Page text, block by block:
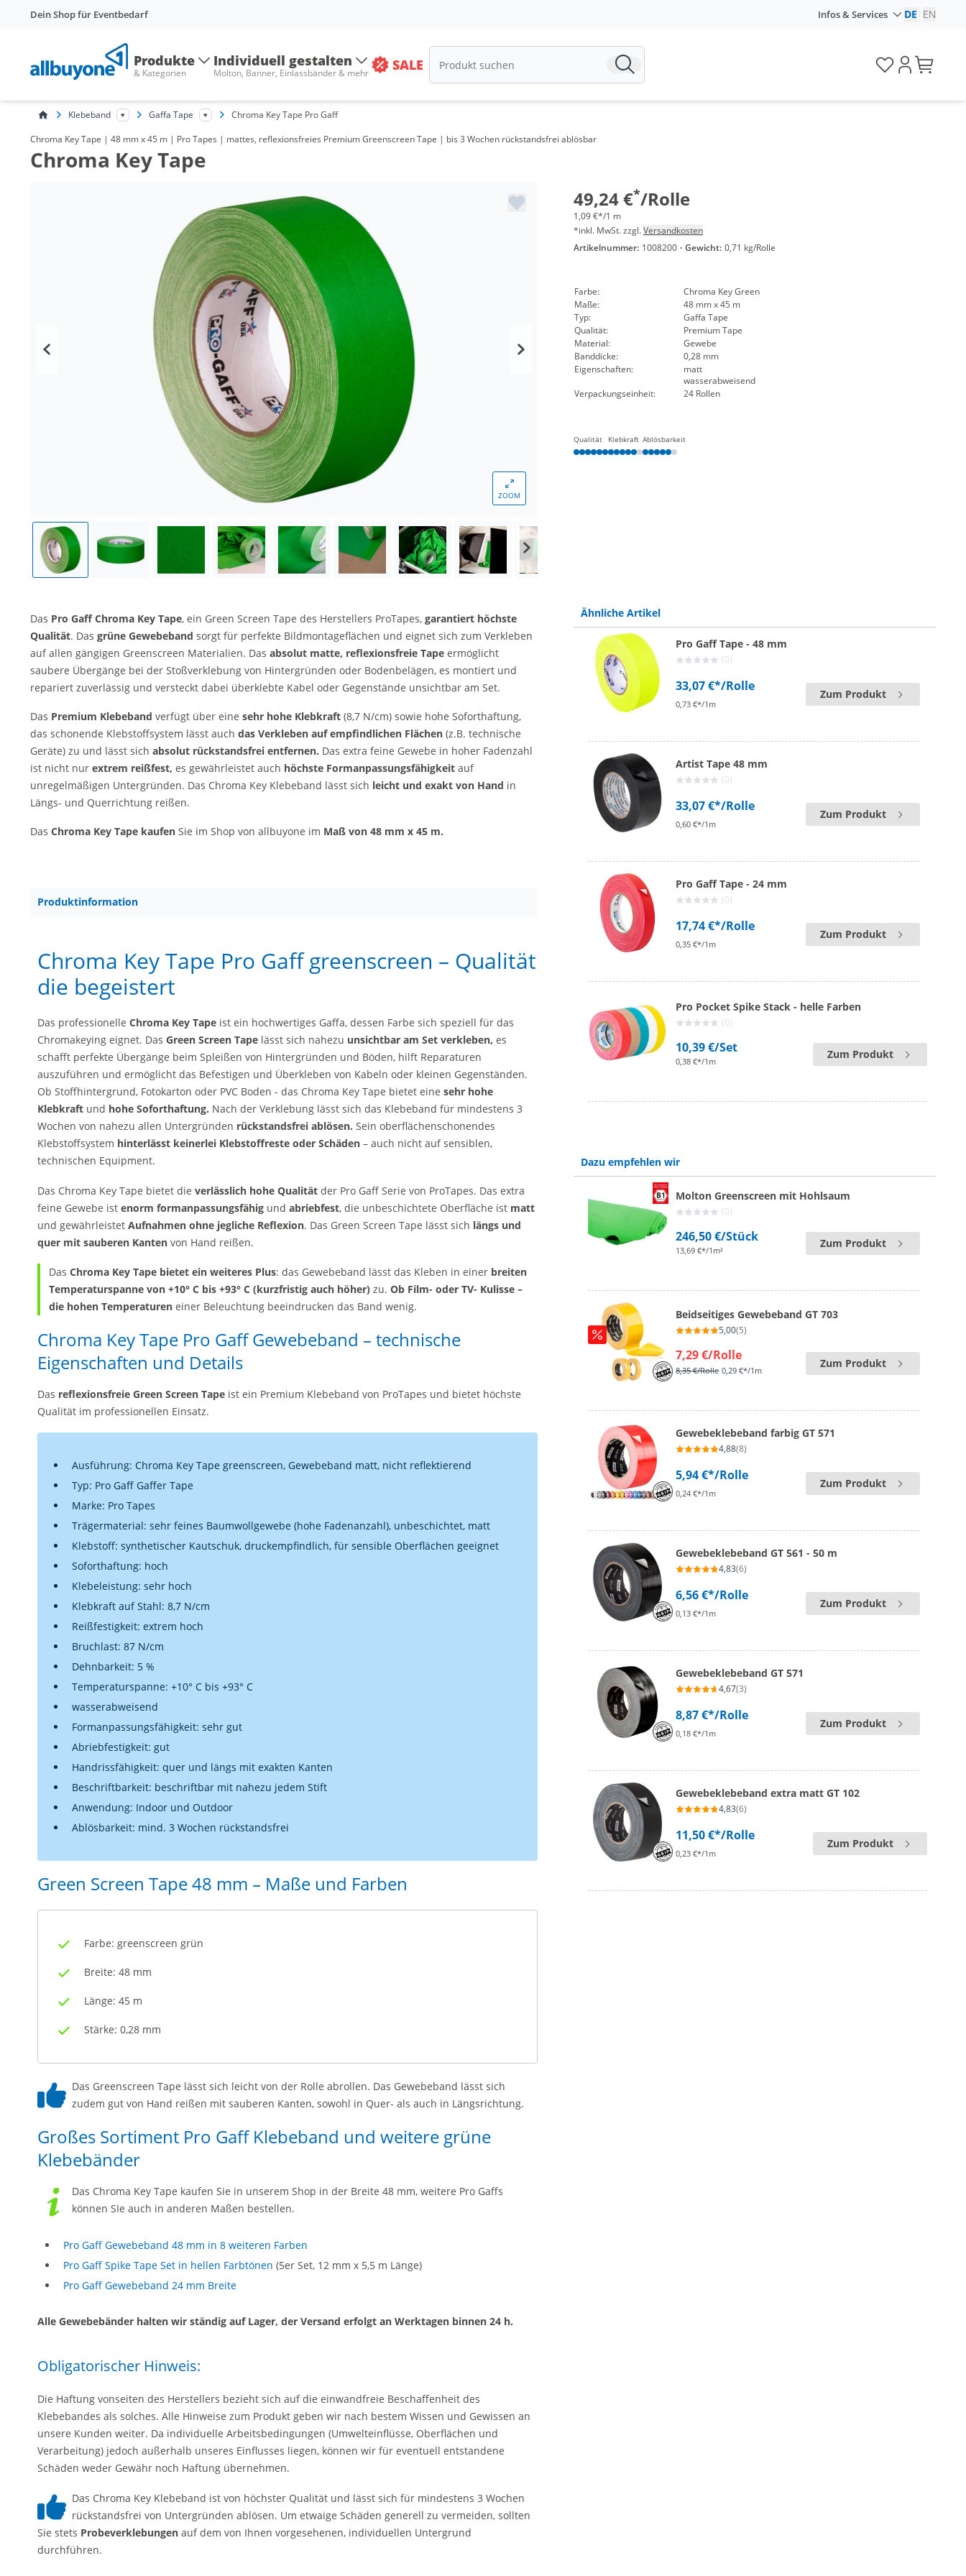
Dein Shop für Eventbedarf Infos & Services DE EN
Produkte
& Kategorien
Individuell gestalten
Molton, Banner, Einlassbänder & mehr SALE
Klebeband Gaffa Tape Chroma Key Tape Pro Gaff
Chroma Key Tape | 48 mm x 45 m | Pro Tapes | mattes, reflexionsfreies Premium Greenscreen Tape | bis 3 Wochen rückstandsfrei ablösbar
Chroma Key Tape
ZOOM
49,24 €*/Rolle
1,09 €*/1 m
*inkl. MwSt. zzgl.Versandkosten
Artikelnummer: 1008200 · Gewicht: 0,71 kg/Rolle
Farbe:
Chroma Key Green
Maße:
48 mm x 45 m
Typ:
Gaffa Tape
Qualität:
Premium Tape
Material:
Gewebe
Banddicke:
0,28 mm
Eigenschaften:
matt
wasserabweisend
Verpackungseinheit:
24 Rollen
Qualität Klebkraft Ablösbarkeit
Das Pro Gaff Chroma Key Tape, ein Green Screen Tape des Herstellers ProTapes, garantiert höchste
Qualität. Das grüne Gewebeband sorgt für perfekte Bildmontageflächen und eignet sich zum Verkleben
auf allen gängigen Greenscreen Materialien. Das absolut matte, reflexionsfreie Tape ermöglicht
saubere Übergänge bei der Stoßverklebung von Hintergründen oder Bodenbelägen, es montiert und
repariert zuverlässig und versteckt dabei überklebte Kabel oder Gegenstände unsichtbar am Set.
Das Premium Klebeband verfügt über eine sehr hohe Klebkraft (8,7 N/cm) sowie hohe Soforthaftung,
das schonende Klebstoffsystem lässt auch das Verkleben auf empfindlichen Flächen (z.B. technische
Geräte) zu und lässt sich absolut rückstandsfrei entfernen. Das extra feine Gewebe in hoher Fadenzahl
ist nicht nur extrem reißfest, es gewährleistet auch höchste Formanpassungsfähigkeit auf
unregelmäßigen Untergründen. Das Chroma Key Klebeband lässt sich leicht und exakt von Hand in
Längs- und Querrichtung reißen.
Das Chroma Key Tape kaufen Sie im Shop von allbuyone im Maß von 48 mm x 45 m.
Produktinformation
Chroma Key Tape Pro Gaff greenscreen – Qualität
die begeistert
Das professionelle Chroma Key Tape ist ein hochwertiges Gaffa, dessen Farbe sich speziell für das
Chromakeying eignet. Das Green Screen Tape lässt sich nahezu unsichtbar am Set verkleben, es
schafft perfekte Übergänge beim Spleißen von Hintergründen und Böden, hilft Reparaturen
auszuführen und ermöglicht das Befestigen und Überkleben von Kabeln oder kleinen Gegenständen.
Ob Stoffhintergrund, Fotokarton oder PVC Boden - das Chroma Key Tape bietet eine sehr hohe
Klebkraft und hohe Soforthaftung. Nach der Verklebung lässt sich das Klebeband für mindestens 3
Wochen von nahezu allen Untergründen rückstandsfrei ablösen. Sein oberflächenschonendes
Klebstoffsystem hinterlässt keinerlei Klebstoffreste oder Schäden – auch nicht auf sensiblen,
technischen Equipment.
Das Chroma Key Tape bietet die verlässlich hohe Qualität der Pro Gaff Serie von ProTapes. Das extra
feine Gewebe ist enorm formanpassungsfähig und abriebfest, die unbeschichtete Oberfläche ist matt
und gewährleistet Aufnahmen ohne jegliche Reflexion. Das Green Screen Tape lässt sich längs und
quer mit sauberen Kanten von Hand reißen.
Das Chroma Key Tape bietet ein weiteres Plus: das Gewebeband lässt das Kleben in einer breiten
Temperaturspanne von +10° C bis +93° C (kurzfristig auch höher) zu. Ob Film- oder TV- Kulisse –
die hohen Temperaturen einer Beleuchtung beeindrucken das Band wenig.
Chroma Key Tape Pro Gaff Gewebeband – technische
Eigenschaften und Details
Das reflexionsfreie Green Screen Tape ist ein Premium Klebeband von ProTapes und bietet höchste
Qualität im professionellen Einsatz.
Ausführung: Chroma Key Tape greenscreen, Gewebeband matt, nicht reflektierend
Typ: Pro Gaff Gaffer Tape
Marke: Pro Tapes
Trägermaterial: sehr feines Baumwollgewebe (hohe Fadenanzahl), unbeschichtet, matt
Klebstoff: synthetischer Kautschuk, druckempfindlich, für sensible Oberflächen geeignet
Soforthaftung: hoch
Klebeleistung: sehr hoch
Klebkraft auf Stahl: 8,7 N/cm
Reißfestigkeit: extrem hoch
Bruchlast: 87 N/cm
Dehnbarkeit: 5 %
Temperaturspanne: +10° C bis +93° C
wasserabweisend
Formanpassungsfähigkeit: sehr gut
Abriebfestigkeit: gut
Handrissfähigkeit: quer und längs mit exakten Kanten
Beschriftbarkeit: beschriftbar mit nahezu jedem Stift
Anwendung: Indoor und Outdoor
Ablösbarkeit: mind. 3 Wochen rückstandsfrei
Green Screen Tape 48 mm – Maße und Farben
Farbe: greenscreen grün
Breite: 48 mm
Länge: 45 m
Stärke: 0,28 mm
Das Greenscreen Tape lässt sich leicht von der Rolle abrollen. Das Gewebeband lässt sich
zudem gut von Hand reißen mit sauberen Kanten, sowohl in Quer- als auch in Längsrichtung.
Großes Sortiment Pro Gaff Klebeband und weitere grüne
Klebebänder
Das Chroma Key Tape kaufen Sie in unserem Shop in der Breite 48 mm, weitere Pro Gaffs
können SIe auch in anderen Maßen bestellen.
Pro Gaff Gewebeband 48 mm in 8 weiteren Farben
Pro Gaff Spike Tape Set in hellen Farbtönen (5er Set, 12 mm x 5,5 m Länge)
Pro Gaff Gewebeband 24 mm Breite
Alle Gewebebänder halten wir ständig auf Lager, der Versand erfolgt an Werktagen binnen 24 h.
Obligatorischer Hinweis:
Die Haftung vonseiten des Herstellers bezieht sich auf die einwandfreie Beschaffenheit des
Klebebandes als solches. Alle Hinweise zum Produkt geben wir nach bestem Wissen und Gewissen an
unsere Kunden weiter. Da individuelle Arbeitsbedingungen (Umwelteinflüsse, Oberflächen und
Verarbeitung) jedoch außerhalb unseres Einflusses liegen, können wir für eventuell entstandene
Schäden weder Gewähr noch Haftung übernehmen.
Das Chroma Key Klebeband ist von höchster Qualität und lässt sich für mindestens 3 Wochen
rückstandsfrei von Untergründen ablösen. Um etwaige Schäden generell zu vermeiden, sollten
Sie stets Probeverklebungen auf dem von Ihnen vorgesehenen, individuellen Untergrund
durchführen.
Ähnliche Artikel
Pro Gaff Tape - 48 mm
(0)
33,07 €*/Rolle
0,73 €*/1m
Zum Produkt
Artist Tape 48 mm
(0)
33,07 €*/Rolle
0,60 €*/1m
Zum Produkt
Pro Gaff Tape - 24 mm
(0)
17,74 €*/Rolle
0,35 €*/1m
Zum Produkt
Pro Pocket Spike Stack - helle Farben
(0)
10,39 €/Set
0,38 €*/1m
Zum Produkt
Dazu empfehlen wir
Molton Greenscreen mit Hohlsaum
(0)
246,50 €/Stück
13,69 €*/1m²
Zum Produkt
Beidseitiges Gewebeband GT 703
5,00(5)
7,29 €/Rolle
8,35 €/Rolle 0,29 €*/1m
Zum Produkt
Gewebeklebeband farbig GT 571
4,88(8)
5,94 €*/Rolle
0,24 €*/1m
Zum Produkt
Gewebeklebeband GT 561 - 50 m
4,83(6)
6,56 €*/Rolle
0,13 €*/1m
Zum Produkt
Gewebeklebeband GT 571
4,67(3)
8,87 €*/Rolle
0,18 €*/1m
Zum Produkt
Gewebeklebeband extra matt GT 102
4,83(6)
11,50 €*/Rolle
0,23 €*/1m
Zum Produkt